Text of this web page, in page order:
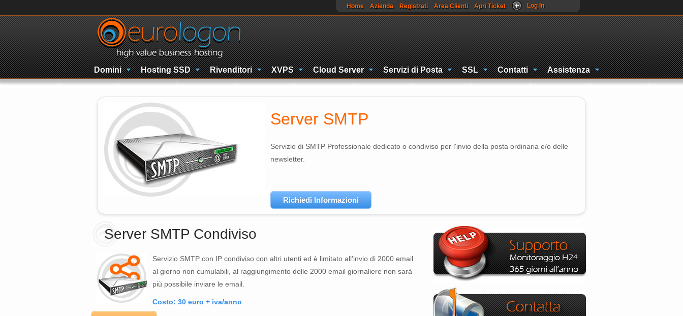
Home Azienda Registrati Area Clienti Apri Ticket Log In
Domini Hosting SSD Rivenditori XVPS Cloud Server Servizi di Posta SSL Contatti Assistenza
Server SMTP
Servizio di SMTP Professionale dedicato o condiviso per l'invio della posta ordinaria e/o delle
newsletter.
Richiedi Informazioni
Server SMTP Condiviso
Servizio SMTP con IP condiviso con altri utenti ed è limitato all'invio di 2000 email
al giorno non cumulabili, al raggiungimento delle 2000 email giornaliere non sarà
più possibile inviare le email.
Costo: 30 euro + iva/anno